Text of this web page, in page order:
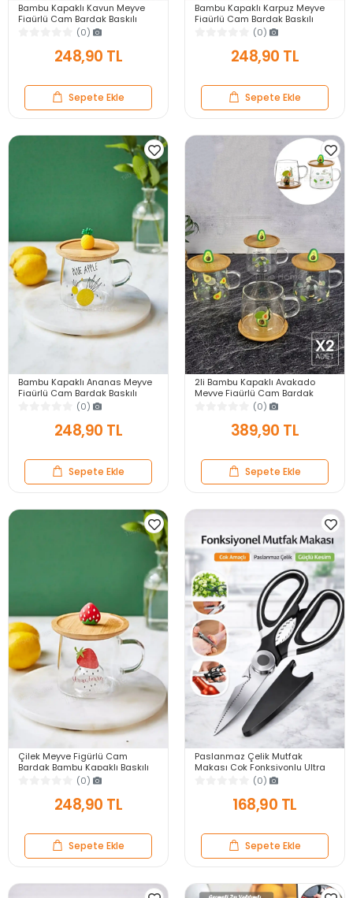
Bambu Kapaklı Kavun Meyve
Figürlü Cam Bardak Baskılı
Meşrubat Kupası Termisil Çay
Bardağı 280 ml.
(0)
248,90 TL
Sepete Ekle
Bambu Kapaklı Karpuz Meyve
Figürlü Cam Bardak Baskılı
Meşrubat Kupası Termisil Çay
Bardağı 280 ml.
(0)
248,90 TL
Sepete Ekle
Bambu Kapaklı Ananas Meyve
Figürlü Cam Bardak Baskılı
Meşrubat Kupası Termisil Çay
Bardağı 280 ml.
(0)
248,90 TL
Sepete Ekle
2li Bambu Kapaklı Avakado
Meyve Figürlü Cam Bardak
Baskılı Meşrubat Kupası Çay
Bardağı 280 ml.
(0)
389,90 TL
Sepete Ekle
Çilek Meyve Figürlü Cam
Bardak Bambu Kapaklı Baskılı
Meşrubat Kupası Termisil Çay
Bardağı 280 ml.
(0)
248,90 TL
Sepete Ekle
Paslanmaz Çelik Mutfak
Makası Çok Fonksiyonlu Ultra
Keskin Et Sebze Kesme Kapak
Açıcı Ceviz Kırıcı
(0)
168,90 TL
Sepete Ekle